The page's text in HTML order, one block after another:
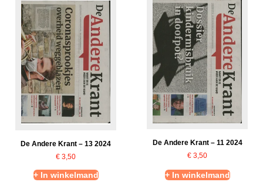
De Andere Krant – 13 2024
€ 3,50
+ In winkelmand
De Andere Krant – 11 2024
€ 3,50
+ In winkelmand